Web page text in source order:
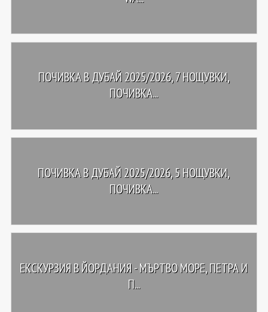
ПОЧИВКА В ДУБАЙ 2025/2026, 7 НОЩУВКИ,
ПОЧИВКА...
ПОЧИВКА В ДУБАЙ 2025/2026, 5 НОЩУВКИ,
ПОЧИВКА...
ЕКСКУРЗИЯ В ЙОРДАНИЯ - МЪРТВО МОРЕ, ПЕТРА И
П...